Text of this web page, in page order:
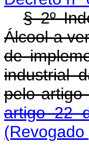
§ 2º
Álcool a
de
industrial
pelo artigo
artigo 22